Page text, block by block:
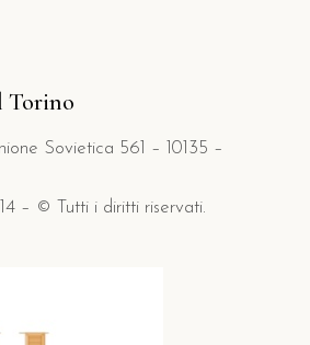
Torino
Sovietica 561 – 10135 –
– © Tutti i diritti riservati.